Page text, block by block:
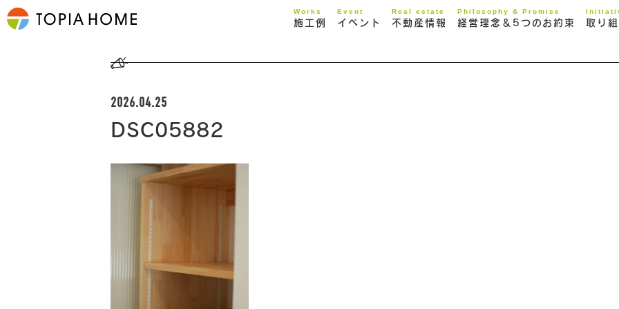
Works
施工例
Event
イベント
Real estate
不動産情報
Philosophy & Promise
経営理念＆5つのお約束 取り
2026.04.25
DSC05882